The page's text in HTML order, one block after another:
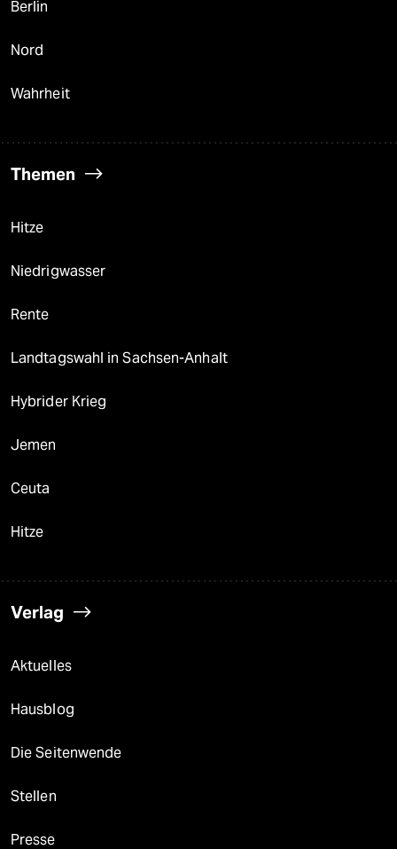
Berlin
Nord
Wahrheit
Themen
Hitze
Niedrigwasser
Rente
Landtagswahl in Sachsen-Anhalt
Hybrider Krieg
Jemen
Ceuta
Hitze
Verlag
Aktuelles
Hausblog
Die Seitenwende
Stellen
Presse